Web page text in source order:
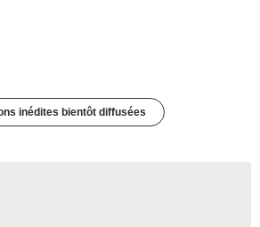
inédites bientôt diffusées